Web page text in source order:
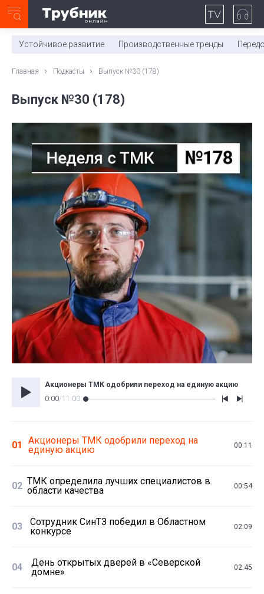
0:00/ 11:03
Устойчивое развитие Производственные тренды
Главная Подкасты Выпуск №30 (178)
Выпуск №30 (178)
Акционеры ТМК одобрили переход на единую акцию
0:00/11:00
01
Акционеры ТМК одобрили переход на
единую акцию
00:11
02 ТМК определила лучших специалистов в
области качества
00:54
03
Сотрудник СинТЗ победил в Областном
конкурсе
02:09
04
День открытых дверей в «Северской
домне»
02:45